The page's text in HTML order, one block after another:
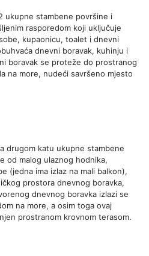
ukupne stambene površine i
rasporedom koji uključuje
kupaonicu, toalet i dnevni
dnevni boravak, kuhinju i
boravak se proteže do prostranog
na more, nudeći savršeno mjesto
drugom katu ukupne stambene
od malog ulaznog hodnika,
(jedna ima izlaz na mali balkon),
prostora dnevnog boravka,
dnevnog boravka izlazi se
na more, a osim toga ovaj
prostranom krovnom terasom.